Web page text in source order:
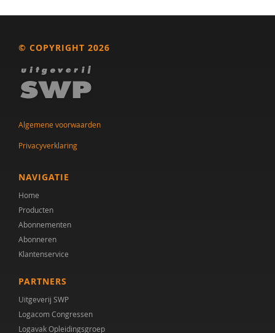
M. Karssen
Lies Korevaar
Alexander Koutamanis
E. H. Kroesbergen
M. Looijen
Ellen Luteijn
Martijn Meeter
J. Mensink
Ruud Minderaa
© COPYRIGHT 2026
Algemene voorwaarden
Privacyverklaring
NAVIGATIE
Home
Producten
Abonnementen
Abonneren
Klantenservice
PARTNERS
Uitgeverij SWP
Logacom Congressen
Logavak Opleidingsgroep